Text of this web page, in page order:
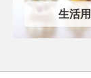
生活